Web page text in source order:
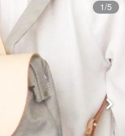
1/5